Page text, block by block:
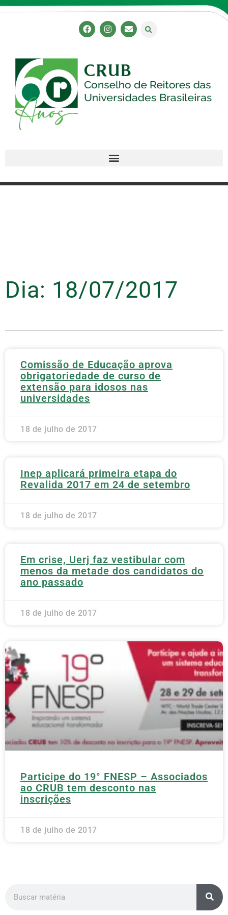
Dia: 18/07/2017
Comissão de Educação aprova
obrigatoriedade de curso de
extensão para idosos nas
universidades
18 de julho de 2017
Inep aplicará primeira etapa do
Revalida 2017 em 24 de setembro
18 de julho de 2017
Em crise, Uerj faz vestibular com
menos da metade dos candidatos do
ano passado
18 de julho de 2017
Participe do 19° FNESP – Associados
ao CRUB tem desconto nas
inscrições
18 de julho de 2017